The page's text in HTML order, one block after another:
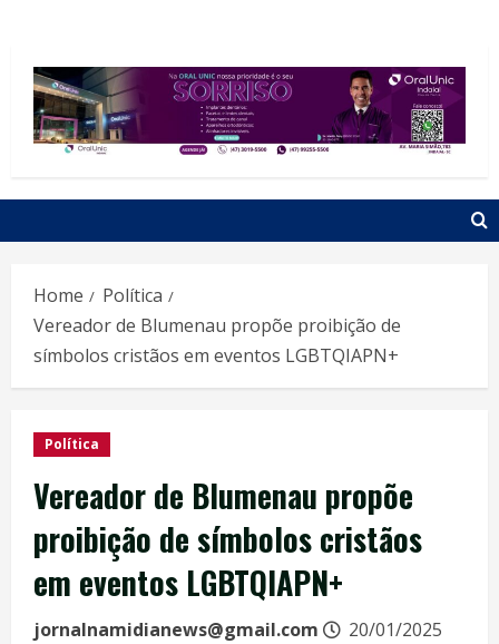
Home
Política
Vereador de Blumenau propõe proibição de
símbolos cristãos em eventos LGBTQIAPN+
Política
Vereador de Blumenau propõe
proibição de símbolos cristãos
em eventos LGBTQIAPN+
jornalnamidianews@gmail.com 20/01/2025